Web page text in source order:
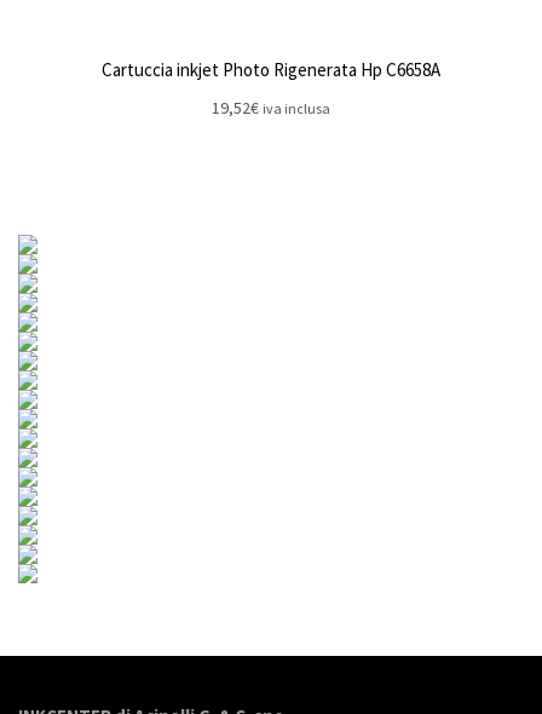
Cartuccia inkjet Photo Rigenerata Hp C6658A
19,52€ iva inclusa